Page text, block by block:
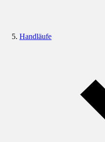
Handläufe